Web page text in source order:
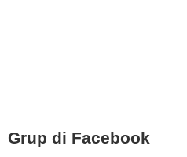
Grup di Facebook